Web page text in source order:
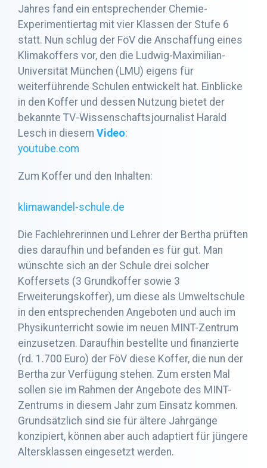
Jahres fand ein entsprechender Chemie-
Experimentiertag mit vier Klassen der Stufe 6
statt. Nun schlug der FöV die Anschaffung eines
Klimakoffers vor, den die Ludwig-Maximilian-
Universität München (LMU) eigens für
weiterführende Schulen entwickelt hat. Einblicke
in den Koffer und dessen Nutzung bietet der
bekannte TV-Wissenschaftsjournalist Harald
Lesch in diesem Video:
youtube.com
Zum Koffer und den Inhalten:
klimawandel-schule.de
Die Fachlehrerinnen und Lehrer der Bertha prüften
dies daraufhin und befanden es für gut. Man
wünschte sich an der Schule drei solcher
Koffersets (3 Grundkoffer sowie 3
Erweiterungskoffer), um diese als Umweltschule
in den entsprechenden Angeboten und auch im
Physikunterricht sowie im neuen MINT-Zentrum
einzusetzen. Daraufhin bestellte und finanzierte
(rd. 1.700 Euro) der FöV diese Koffer, die nun der
Bertha zur Verfügung stehen. Zum ersten Mal
sollen sie im Rahmen der Angebote des MINT-
Zentrums in diesem Jahr zum Einsatz kommen.
Grundsätzlich sind sie für ältere Jahrgänge
konzipiert, können aber auch adaptiert für jüngere
Altersklassen eingesetzt werden.